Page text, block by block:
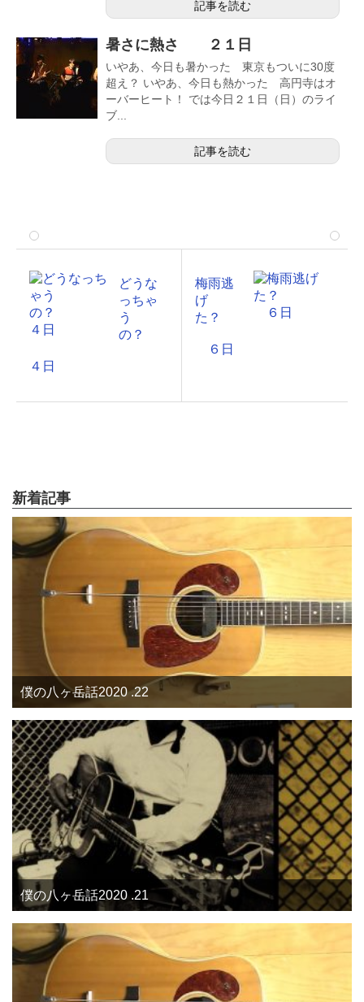
記事を読む
暑さに熱さ ２１日
いやあ、今日も暑かった 東京もついに30度
超え？ いやあ、今日も熱かった 高円寺はオ
ーバーヒート！ では今日２１日（日）のライ
ブ...
記事を読む
どうな
っちゃ
う
の？
４日
梅雨逃
げ
た？
６日
新着記事
僕の八ヶ岳話2020 .22
僕の八ヶ岳話2020 .21